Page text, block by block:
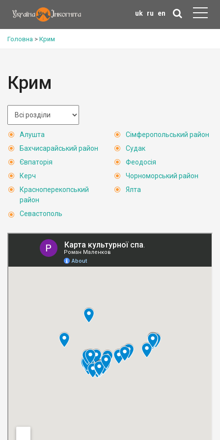
uk ru en
Головна > Крим
Крим
Алушта
Бахчисарайський район
Євпаторія
Керч
Красноперекопський
район
Севастополь
Сімферопольський район
Судак
Феодосія
Чорноморський район
Ялта